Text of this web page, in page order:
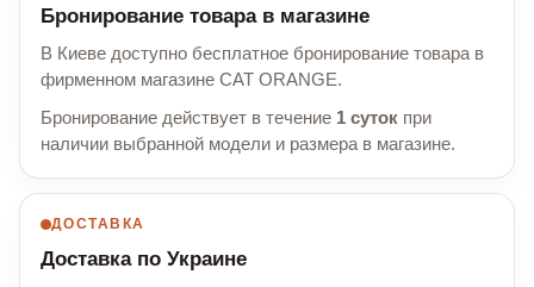
Бронирование товара в магазине
В Киеве доступно бесплатное бронирование товара в
фирменном магазине CAT ORANGE.
Бронирование действует в течение 1 суток при
наличии выбранной модели и размера в магазине.
ДОСТАВКА
Доставка по Украине